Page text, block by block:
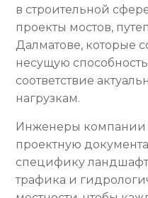
в строительной
проекты мостов,
Далматове, которые
несущую
соответствие
нагрузкам.
Инженеры
проектную
специфику
трафика и